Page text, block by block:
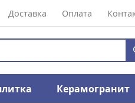
Доставка Оплата
Керамогранит